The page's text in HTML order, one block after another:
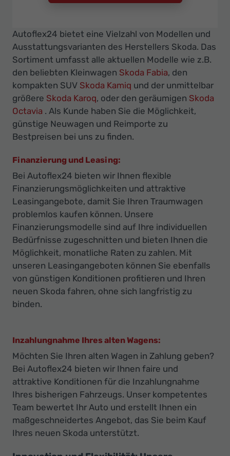
Autoflex24 bietet eine Vielzahl von Modellen und
Ausstattungsvarianten des Herstellers Skoda. Das
Sortiment umfasst alle aktuellen Modelle wie z.B.
den beliebten Kleinwagen Skoda Fabia, den
kompakten SUV Skoda Kamiq und der unmittelbar
größere Skoda Karoq, oder den geräumigen Skoda
Octavia . Als Kunde haben Sie die Möglichkeit,
günstige Neuwagen und Reimporte zu
Bestpreisen bei uns zu finden.
Finanzierung und Leasing:
Bei Autoflex24 bieten wir Ihnen flexible
Finanzierungsmöglichkeiten und attraktive
Leasingangebote, damit Sie Ihren Traumwagen
problemlos kaufen können. Unsere
Finanzierungsmodelle sind auf Ihre individuellen
Bedürfnisse zugeschnitten und bieten Ihnen die
Möglichkeit, monatliche Raten zu zahlen. Mit
unseren Leasingangeboten können Sie ebenfalls
von günstigen Konditionen profitieren und Ihren
neuen Skoda fahren, ohne sich langfristig zu
binden.
Inzahlungnahme Ihres alten Wagens:
Möchten Sie Ihren alten Wagen in Zahlung geben?
Bei Autoflex24 bieten wir Ihnen faire und
attraktive Konditionen für die Inzahlungnahme
Ihres bisherigen Fahrzeugs. Unser kompetentes
Team bewertet Ihr Auto und erstellt Ihnen ein
maßgeschneidertes Angebot, das Sie beim Kauf
Ihres neuen Skoda unterstützt.